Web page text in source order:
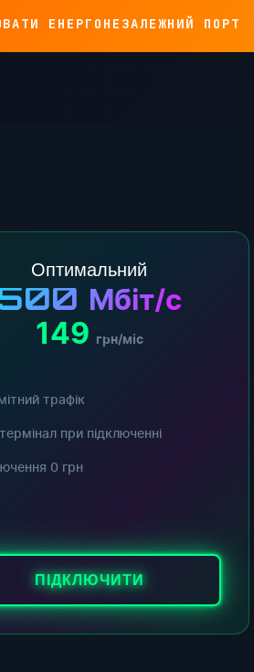
ЕНЕРГОНЕЗАЛЕЖНИЙ ПОРТ
Оптимальний
Мбіт/с
149 грн/міс
трафік
при підключенні
0 грн
ПІДКЛЮЧИТИ